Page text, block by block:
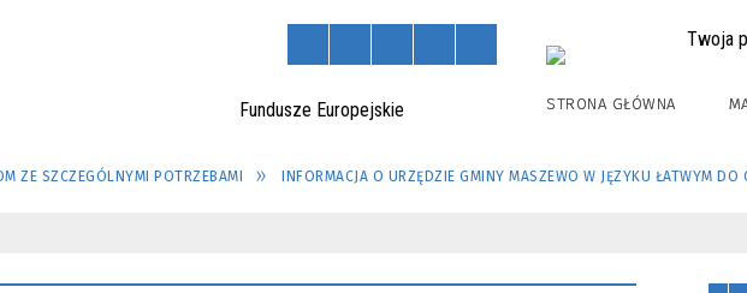
Twoja
STRONA GŁÓWNA
ZE SZCZEGÓLNYMI POTRZEBAMI INFORMACJA O URZĘDZIE GMINY MASZEWO W JĘZYKU ŁATWYM